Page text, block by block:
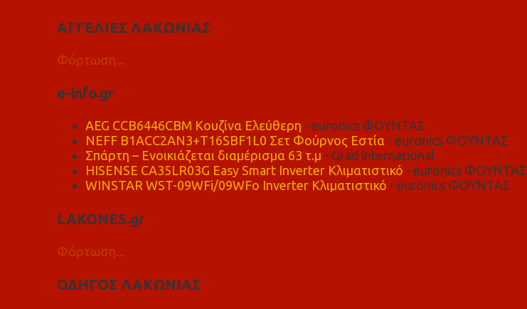
ΑΓΓΕΛΙΕΣ ΛΑΚΩΝΙΑΣ
Φόρτωση...
e-info.gr
AEG CCB6446CBM Κουζίνα Ελεύθερη - euronics ΦΟΥΝΤΑΣ
NEFF B1ACC2AN3+T16SBF1L0 Σετ Φούρνος Εστία- euronics ΦΟΥΝΤΑΣ
Σπάρτη – Ενοικιάζεται διαμέρισμα 63 τ.μ - Grad international
HISENSE CA35LR03G Easy Smart Inverter Κλιματιστικό - euronics ΦΟΥΝΤΑΣ
WINSTAR WST-09WFi/09WFo Inverter Κλιματιστικό - euronics ΦΟΥΝΤΑΣ
LAKONES.gr
Φόρτωση...
ΟΔΗΓΟΣ ΛΑΚΩΝΙΑΣ